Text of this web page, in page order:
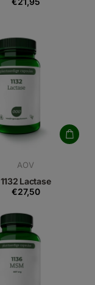
AOV
1132 Lactase
€27,50